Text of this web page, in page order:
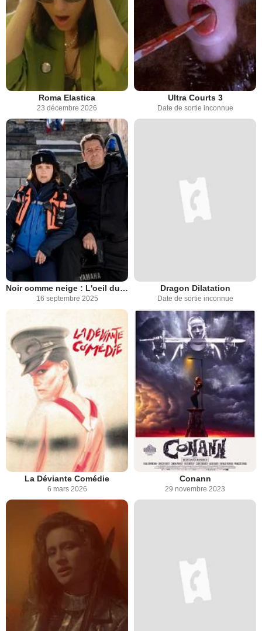
Roma Elastica
23 décembre 2026
Ultra Courts 3
Date de sortie inconnue
Noir comme neige : L'oeil du diable
16 septembre 2025
Dragon Dilatation
Date de sortie inconnue
La Déviante Comédie
6 mars 2026
Conann
29 novembre 2023